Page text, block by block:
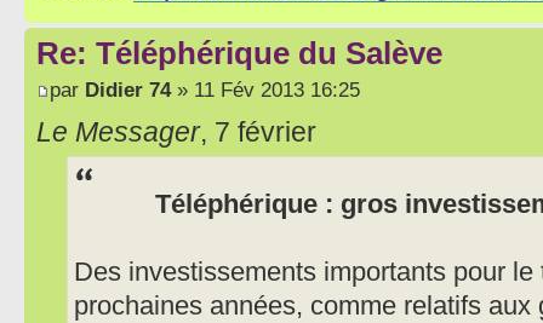
Re: Téléphérique du Salève
par Didier 74» 11 Fév 2013 16:25
Le Messager, 7 février
Téléphérique : gros
Des investissements importants pour
prochaines années, comme relatifs aux